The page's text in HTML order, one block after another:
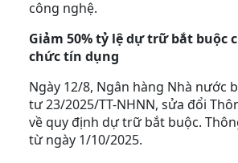
công nghệ.
Giảm 50% tỷ lệ dự trữ bắt buộc
chức tín dụng
Ngày 12/8, Ngân hàng Nhà nước
tư 23/2025/TT-NHNN, sửa đổi
về quy định dự trữ bắt buộc.
từ ngày 1/10/2025.